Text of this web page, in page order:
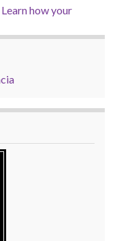
Learn how your